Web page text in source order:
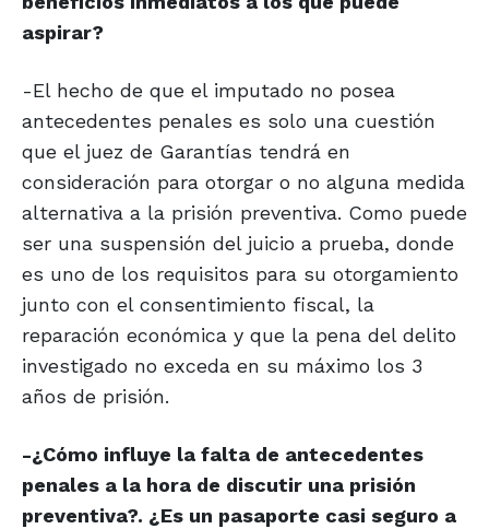
aspirar?
-El hecho de que el imputado no posea
antecedentes penales es solo una cuestión
que el juez de Garantías tendrá en
consideración para otorgar o no alguna medida
alternativa a la prisión preventiva. Como puede
ser una suspensión del juicio a prueba, donde
es uno de los requisitos para su otorgamiento
junto con el consentimiento fiscal, la
reparación económica y que la pena del delito
investigado no exceda en su máximo los 3
años de prisión.
-¿Cómo influye la falta de antecedentes
penales a la hora de discutir una prisión
preventiva?. ¿Es un pasaporte casi seguro a